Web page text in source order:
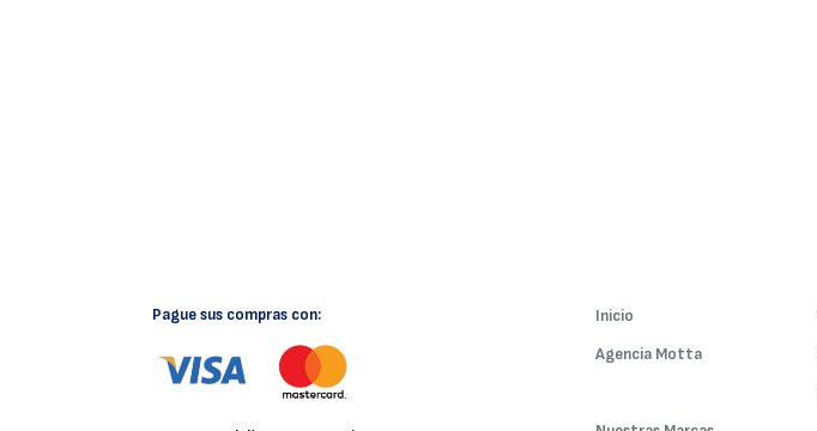
Pague sus compras con:
Inicio
Agencia Motta